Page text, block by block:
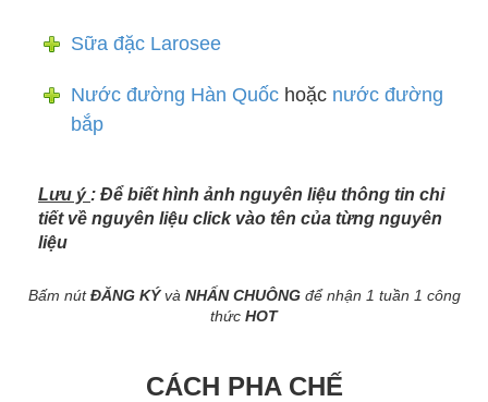
Sữa đặc Larosee
Nước đường Hàn Quốc hoặc nước đường
bắp
Lưu ý : Để biết hình ảnh nguyên liệu thông tin chi
tiết về nguyên liệu click vào tên của từng nguyên
liệu
Bấm nútĐĂNG KÝvà NHẤN CHUÔNG để nhận 1 tuần 1 công
thức HOT
CÁCH PHA CHẾ